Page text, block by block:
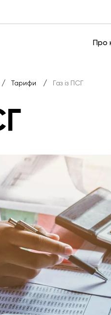
Про
/ Тарифи / Газ із ПСГ